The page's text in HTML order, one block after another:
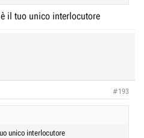
il tuo unico interlocutore
#193
unico interlocutore